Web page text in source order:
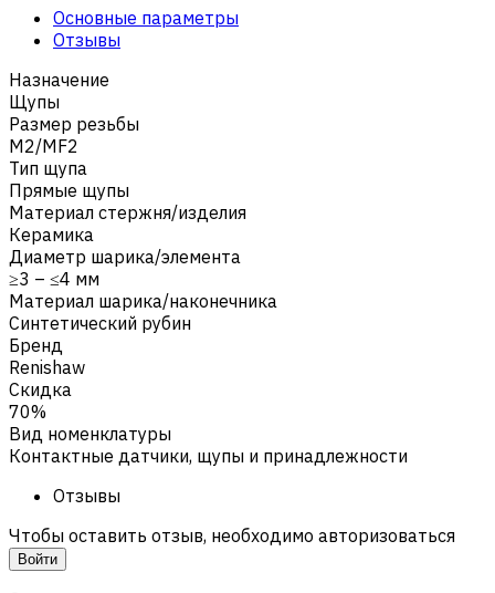
Основные параметры
Отзывы
Назначение
Щупы
Размер резьбы
M2/MF2
Тип щупа
Прямые щупы
Материал стержня/изделия
Керамика
Диаметр шарика/элемента
≥3 – ≤4 мм
Материал шарика/наконечника
Синтетический рубин
Бренд
Renishaw
Скидка
70%
Вид номенклатуры
Контактные датчики, щупы и принадлежности
Отзывы
Чтобы оставить отзыв, необходимо авторизоваться
Войти